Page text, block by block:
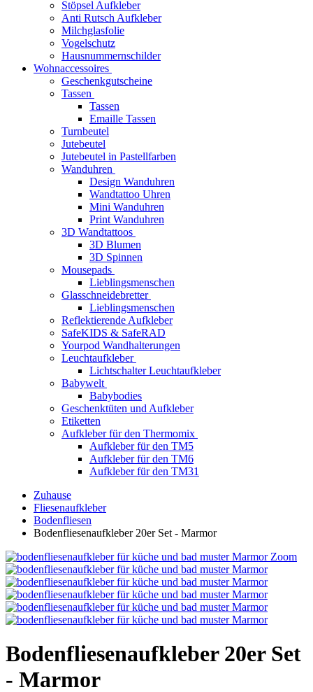
Stöpsel Aufkleber
Anti Rutsch Aufkleber
Milchglasfolie
Vogelschutz
Hausnummernschilder
Wohnaccessoires
Geschenkgutscheine
Tassen
Tassen
Emaille Tassen
Turnbeutel
Jutebeutel
Jutebeutel in Pastellfarben
Wanduhren
Design Wanduhren
Wandtattoo Uhren
Mini Wanduhren
Print Wanduhren
3D Wandtattoos
3D Blumen
3D Spinnen
Mousepads
Lieblingsmenschen
Glasschneidebretter
Lieblingsmenschen
Reflektierende Aufkleber
SafeKIDS & SafeRAD
Yourpod Wandhalterungen
Leuchtaufkleber
Lichtschalter Leuchtaufkleber
Babywelt
Babybodies
Geschenktüten und Aufkleber
Etiketten
Aufkleber für den Thermomix
Aufkleber für den TM5
Aufkleber für den TM6
Aufkleber für den TM31
Zuhause
Fliesenaufkleber
Bodenfliesen
Bodenfliesenaufkleber 20er Set - Marmor
Zoom
Bodenfliesenaufkleber 20er Set
- Marmor